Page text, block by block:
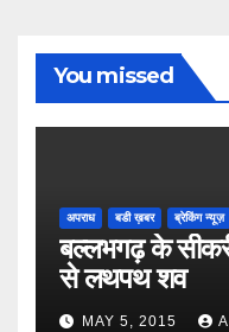
You missed
अपराध बडी ख़बर ब्रेकिंग न्यूज़
बल्लभगढ़ के
से लथपथ शव
MAY 5, 2015